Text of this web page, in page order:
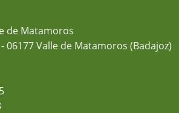
de Matamoros
06177 Valle de Matamoros (Badajoz)